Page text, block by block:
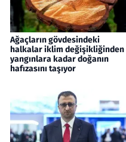
Ağaçların gövdesindeki
halkalar iklim değişikliğinden
yangınlara kadar doğanın
hafızasını taşıyor